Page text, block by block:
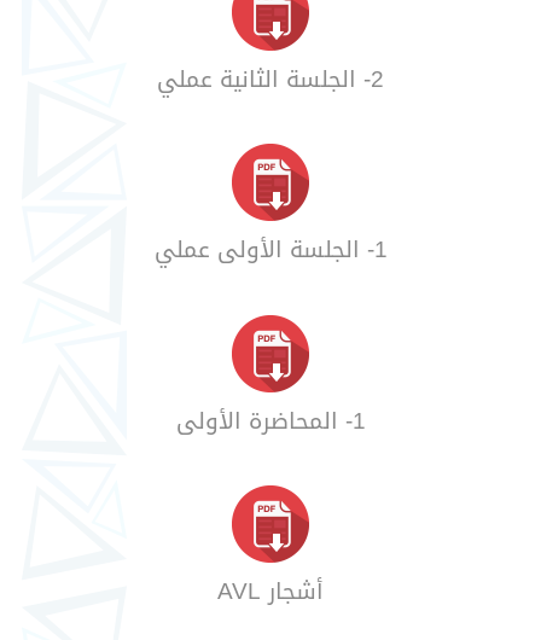
2- الجلسة الثانية عملي
1- الجلسة الأولى عملي
1- المحاضرة الأولى
أشجار AVL